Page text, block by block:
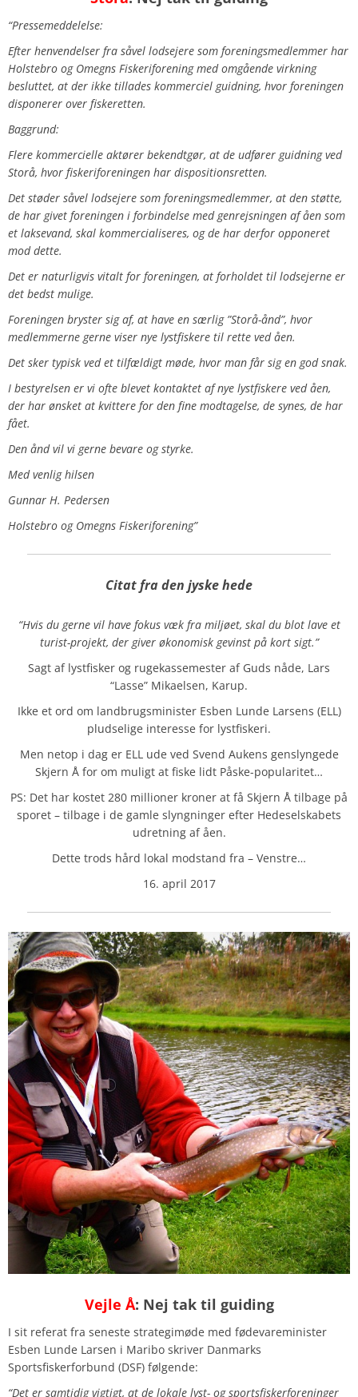
“Pressemeddelelse:
Efter henvendelser fra såvel lodsejere som foreningsmedlemmer har
Holstebro og Omegns Fiskeriforening med omgående virkning
besluttet, at der ikke tillades kommerciel guidning, hvor foreningen
disponerer over fiskeretten.
Baggrund:
Flere kommercielle aktører bekendtgør, at de udfører guidning ved
Storå, hvor fiskeriforeningen har dispositionsretten.
Det støder såvel lodsejere som foreningsmedlemmer, at den støtte,
de har givet foreningen i forbindelse med genrejsningen af åen som
et laksevand, skal kommercialiseres, og de har derfor opponeret
mod dette.
Det er naturligvis vitalt for foreningen, at forholdet til lodsejerne er
det bedst mulige.
Foreningen bryster sig af, at have en særlig ”Storå-ånd”, hvor
medlemmerne gerne viser nye lystfiskere til rette ved åen.
Det sker typisk ved et tilfældigt møde, hvor man får sig en god snak.
I bestyrelsen er vi ofte blevet kontaktet af nye lystfiskere ved åen,
der har ønsket at kvittere for den fine modtagelse, de synes, de har
fået.
Den ånd vil vi gerne bevare og styrke.
Med venlig hilsen
Gunnar H. Pedersen
Holstebro og Omegns Fiskeriforening”
Citat fra den jyske hede
“Hvis du gerne vil have fokus væk fra miljøet, skal du blot lave et
turist-projekt, der giver økonomisk gevinst på kort sigt.”
Sagt af lystfisker og rugekassemester af Guds nåde, Lars
“Lasse” Mikaelsen, Karup.
Ikke et ord om landbrugsminister Esben Lunde Larsens (ELL)
pludselige interesse for lystfiskeri.
Men netop i dag er ELL ude ved Svend Aukens genslyngede
Skjern Å for om muligt at fiske lidt Påske-popularitet…
PS: Det har kostet 280 millioner kroner at få Skjern Å tilbage på
sporet – tilbage i de gamle slyngninger efter Hedeselskabets
udretning af åen.
Dette trods hård lokal modstand fra – Venstre…
16. april 2017
Vejle Å: Nej tak til guiding
I sit referat fra seneste strategimøde med fødevareminister
Esben Lunde Larsen i Maribo skriver Danmarks
Sportsfiskerforbund (DSF) følgende:
“Det er samtidig vigtigt, at de lokale lyst- og sportsfiskerforeninger